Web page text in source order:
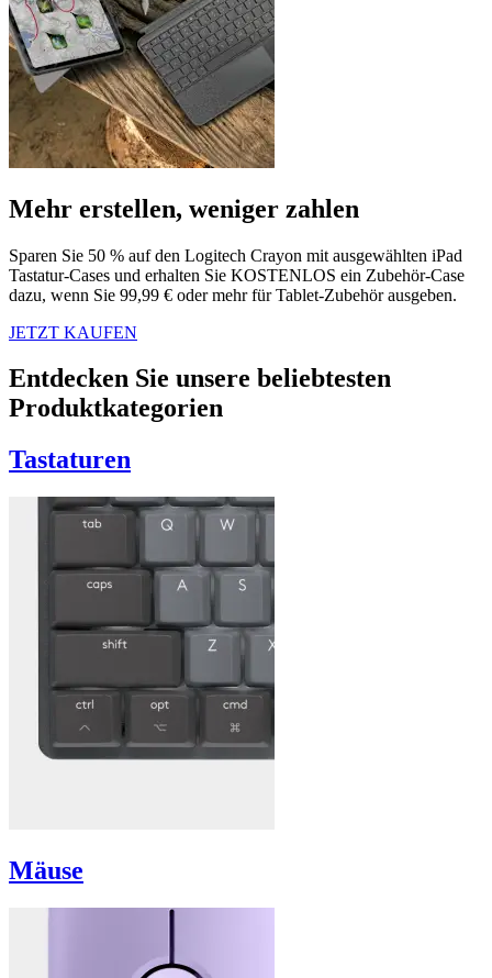
Mehr erstellen, weniger zahlen
Sparen Sie 50 % auf den Logitech Crayon mit ausgewählten iPad
Tastatur-Cases und erhalten Sie KOSTENLOS ein Zubehör-Case
dazu, wenn Sie 99,99 € oder mehr für Tablet-Zubehör ausgeben.
JETZT KAUFEN
Entdecken Sie unsere beliebtesten
Produktkategorien
Tastaturen
Mäuse